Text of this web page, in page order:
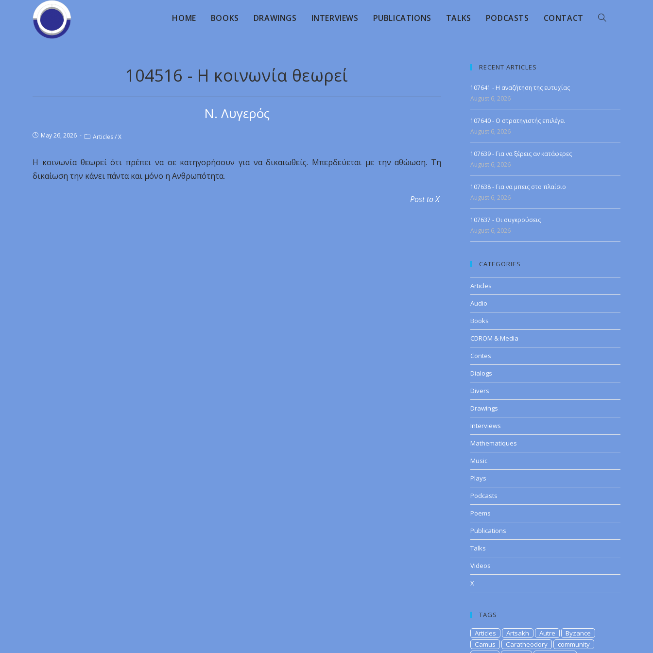
HOME BOOKS DRAWINGS INTERVIEWS PUBLICATIONS TALKS PODCASTS CONTACT
104516 - Η κοινωνία θεωρεί
Ν. Λυγερός
May 26, 2026 Articles/X
Η κοινωνία θεωρεί ότι πρέπει να σε κατηγορήσουν για να δικαιωθείς. Μπερδεύεται με την αθώωση. Τη
δικαίωση την κάνει πάντα και μόνο η Ανθρωπότητα.
Post to X
RECENT ARTICLES
107641 - Η αναζήτηση της ευτυχίας
August 6, 2026
107640 - Ο στρατηγιστής επιλέγει
August 6, 2026
107639 - Για να ξέρεις αν κατάφερες
August 6, 2026
107638 - Για να μπεις στο πλαίσιο
August 6, 2026
107637 - Οι συγκρούσεις
August 6, 2026
CATEGORIES
Articles
Audio
Books
CDROM & Media
Contes
Dialogs
Divers
Drawings
Interviews
Mathematiques
Music
Plays
Podcasts
Poems
Publications
Talks
Videos
X
TAGS
Articles Artsakh Autre
Byzance
Camus
Caratheodory
community